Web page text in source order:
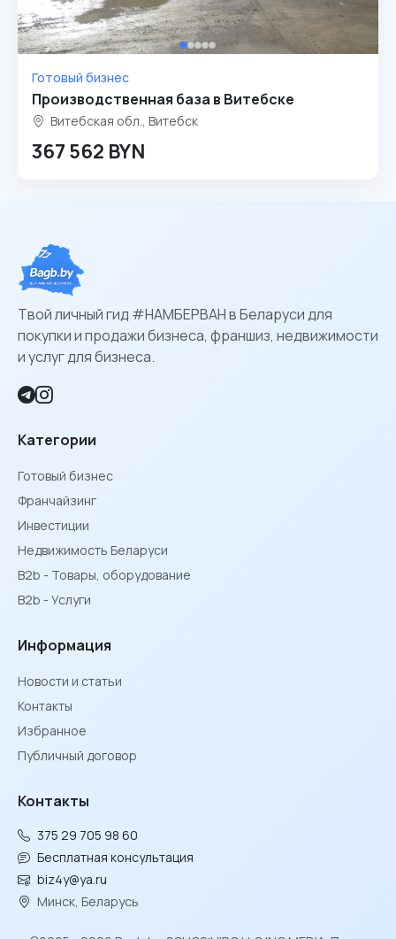
Готовый бизнес
Производственная база в Витебске
Витебская обл., Витебск
367 562 BYN
Твой личный гид #НАМБЕРВАН в Беларуси для
покупки и продажи бизнеса, франшиз, недвижимости
и услуг для бизнеса.
Категории
Готовый бизнес
Франчайзинг
Инвестиции
Недвижимость Беларуси
B2b - Товары, оборудование
B2b - Услуги
Информация
Новости и статьи
Контакты
Избранное
Публичный договор
Контакты
375 29 705 98 60
Бесплатная консультация
biz4y@ya.ru
Минск, Беларусь